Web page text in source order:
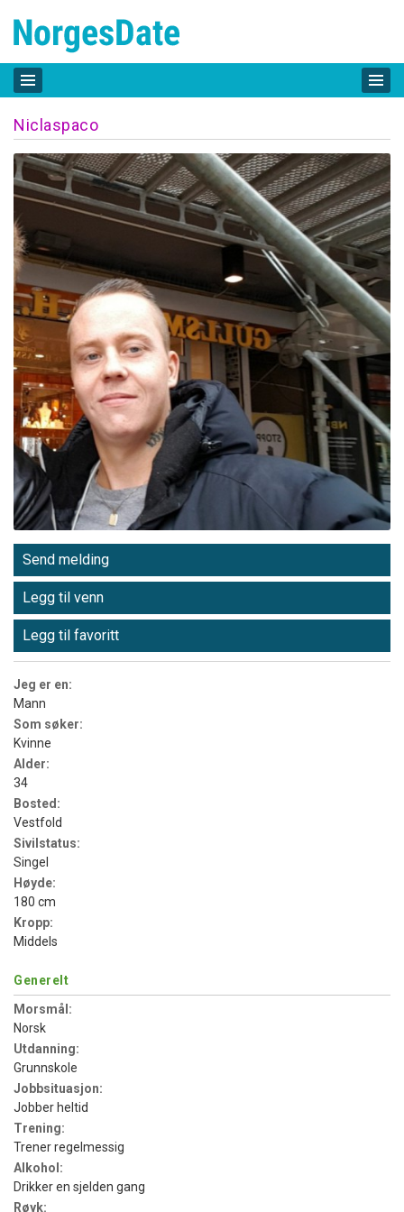
Niclaspaco
Send melding
Legg til venn
Legg til favoritt
Jeg er en:
Mann
Som søker:
Kvinne
Alder:
34
Bosted:
Vestfold
Sivilstatus:
Singel
Høyde:
180 cm
Kropp:
Middels
Generelt
Morsmål:
Norsk
Utdanning:
Grunnskole
Jobbsituasjon:
Jobber heltid
Trening:
Trener regelmessig
Alkohol:
Drikker en sjelden gang
Røyk: